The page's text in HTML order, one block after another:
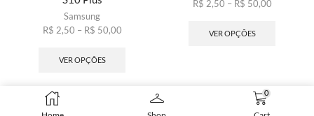
Samsung
R$ 2,50 – R$ 50,00Faixa
R$ 50,00
VER OPÇÕES
variantes.
R$ 2,50 – R$ 50,00Faixa
VER OPÇÕES
0